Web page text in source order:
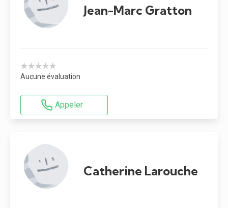
Jean-Marc Gratton
★★★★★
Aucune évaluation
Appeler
Catherine Larouche